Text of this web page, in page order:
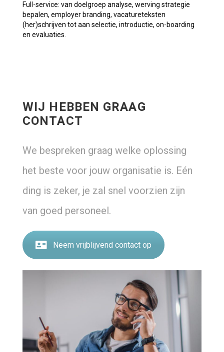
Full-service: van doelgroep analyse, werving strategie
bepalen, employer branding, vacatureteksten
(her)schrijven tot aan selectie, introductie, on-boarding
en evaluaties.
WIJ HEBBEN GRAAG
CONTACT
We bespreken graag welke oplossing
het beste voor jouw organisatie is. Eén
ding is zeker, je zal snel voorzien zijn
van goed personeel.
Neem vrijblijvend contact op